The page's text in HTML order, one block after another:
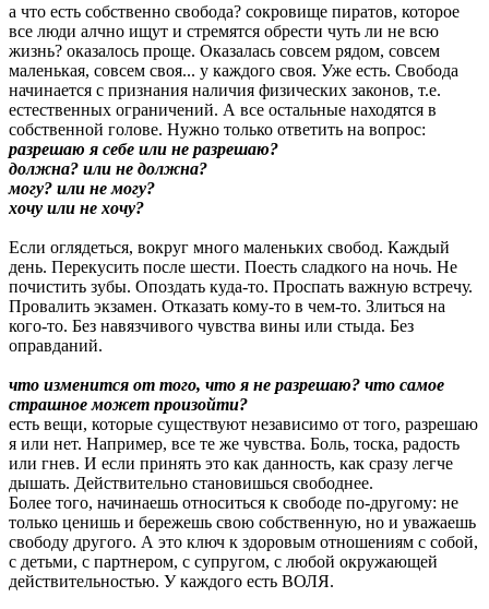
а что есть собственно свобода? сокровище пиратов, которое
все люди алчно ищут и стремятся обрести чуть ли не всю
жизнь? оказалось проще. Оказалась совсем рядом, совсем
маленькая, совсем своя... у каждого своя. Уже есть. Свобода
начинается с признания наличия физических законов, т.е.
естественных ограничений. А все остальные находятся в
собственной голове. Нужно только ответить на вопрос:
разрешаю я себе или не разрешаю?
должна? или не должна?
могу? или не могу?
хочу или не хочу?
Если оглядеться, вокруг много маленьких свобод. Каждый
день. Перекусить после шести. Поесть сладкого на ночь. Не
почистить зубы. Опоздать куда-то. Проспать важную встречу.
Провалить экзамен. Отказать кому-то в чем-то. Злиться на
кого-то. Без навязчивого чувства вины или стыда. Без
оправданий.
что изменится от того, что я не разрешаю? что самое
страшное может произойти?
есть вещи, которые существуют независимо от того, разрешаю
я или нет. Например, все те же чувства. Боль, тоска, радость
или гнев. И если принять это как данность, как сразу легче
дышать. Действительно становишься свободнее.
Более того, начинаешь относиться к свободе по-другому: не
только ценишь и бережешь свою собственную, но и уважаешь
свободу другого. А это ключ к здоровым отношениям с собой,
с детьми, с партнером, с супругом, с любой окружающей
действительностью. У каждого есть ВОЛЯ.